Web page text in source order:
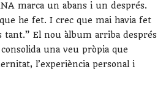
marca un abans i un després.
he fet. I crec que mai havia fet
tant.” El nou àlbum arriba després
una veu pròpia que
l’experiència personal i